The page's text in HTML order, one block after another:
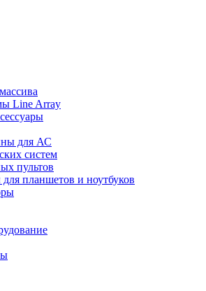
Line Array
для АС
систем
пультов
планшетов и ноутбуков